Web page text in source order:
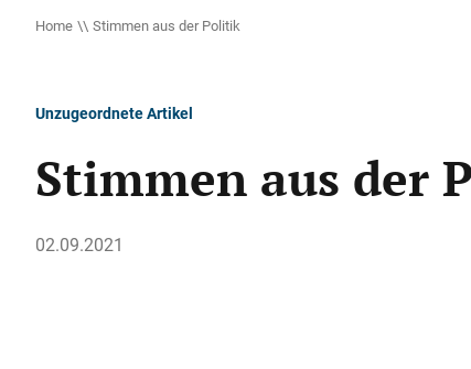
Home Stimmen aus der Politik
Unzugeordnete Artikel
Stimmen aus der
02.09.2021